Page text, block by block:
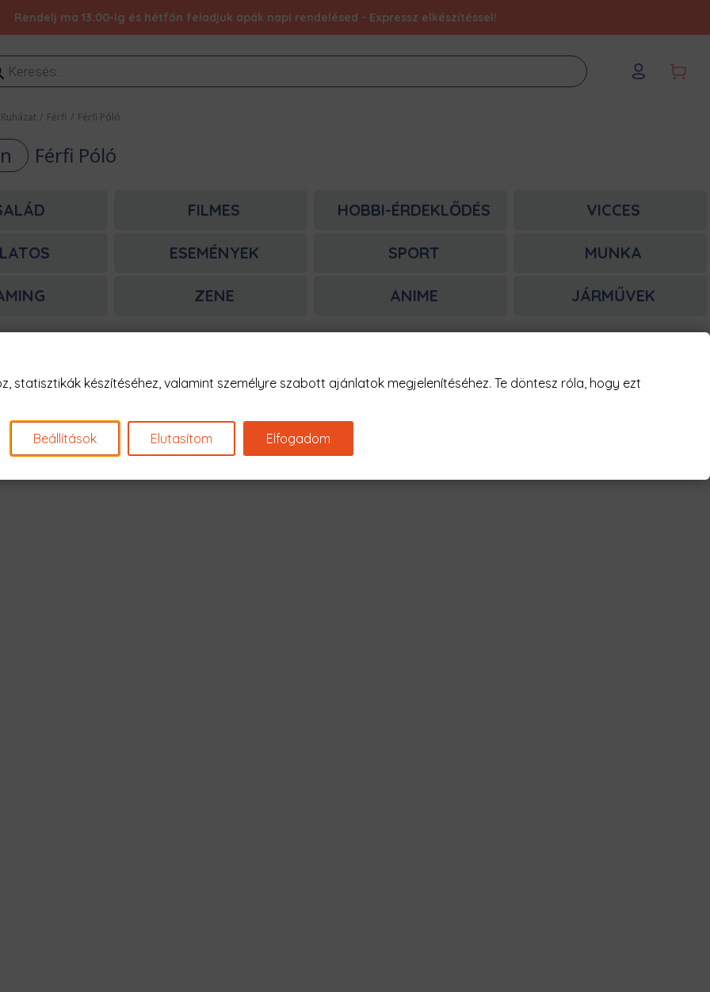
Rendelj ma 13:00-ig és hétfőn feladjuk apák napi rendelésed - Expressz elkészítéssel!
Ruházat / Férfi / Férfi Póló
Férfi Póló
FILMES HOBBI-ÉRDEKLŐDÉS VICCES
ESEMÉNYEK SPORT MUNKA
ZENE ANIME JÁRMŰVEK
Nagyon sajnáljuk! 😥
Nincs találat erre: "airplan Férfi Póló"
statisztikák készítéséhez, valamint személyre szabott ajánlatok megjelenítéséhez. Te döntesz róla, hogy ezt
Beállítások Elutasítom Elfogadom